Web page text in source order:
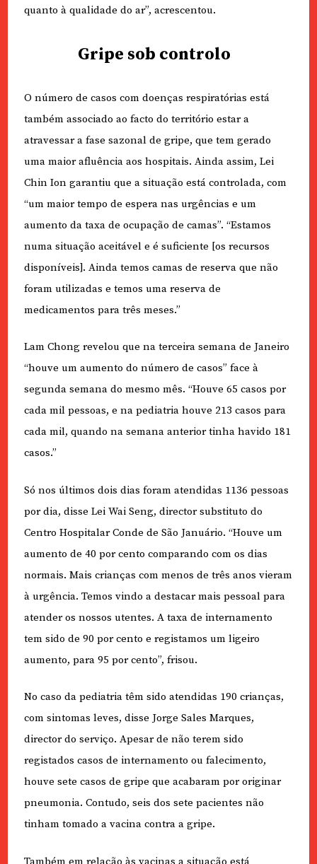
quanto à qualidade do ar”, acrescentou.
Gripe sob controlo
O número de casos com doenças respiratórias está
também associado ao facto do território estar a
atravessar a fase sazonal de gripe, que tem gerado
uma maior afluência aos hospitais. Ainda assim, Lei
Chin Ion garantiu que a situação está controlada, com
“um maior tempo de espera nas urgências e um
aumento da taxa de ocupação de camas”. “Estamos
numa situação aceitável e é suficiente [os recursos
disponíveis]. Ainda temos camas de reserva que não
foram utilizadas e temos uma reserva de
medicamentos para três meses.”
Lam Chong revelou que na terceira semana de Janeiro
“houve um aumento do número de casos” face à
segunda semana do mesmo mês. “Houve 65 casos por
cada mil pessoas, e na pediatria houve 213 casos para
cada mil, quando na semana anterior tinha havido 181
casos.”
Só nos últimos dois dias foram atendidas 1136 pessoas
por dia, disse Lei Wai Seng, director substituto do
Centro Hospitalar Conde de São Januário. “Houve um
aumento de 40 por cento comparando com os dias
normais. Mais crianças com menos de três anos vieram
à urgência. Temos vindo a destacar mais pessoal para
atender os nossos utentes. A taxa de internamento
tem sido de 90 por cento e registamos um ligeiro
aumento, para 95 por cento”, frisou.
No caso da pediatria têm sido atendidas 190 crianças,
com sintomas leves, disse Jorge Sales Marques,
director do serviço. Apesar de não terem sido
registados casos de internamento ou falecimento,
houve sete casos de gripe que acabaram por originar
pneumonia. Contudo, seis dos sete pacientes não
tinham tomado a vacina contra a gripe.
Também em relação às vacinas a situação está